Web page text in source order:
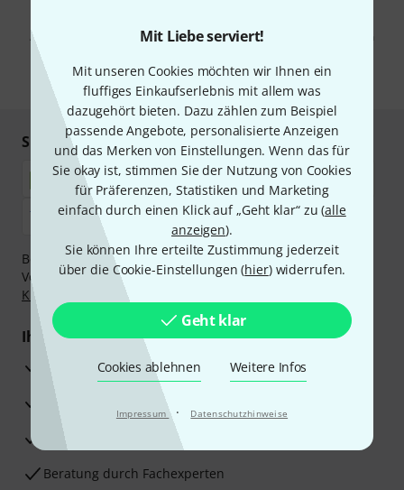
Mit Liebe serviert!
Mit unseren Cookies möchten wir Ihnen ein
fluffiges Einkaufserlebnis mit allem was
dazugehört bieten. Dazu zählen zum Beispiel
passende Angebote, personalisierte Anzeigen
und das Merken von Einstellungen. Wenn das für
Sie okay ist, stimmen Sie der Nutzung von Cookies
für Präferenzen, Statistiken und Marketing
einfach durch einen Klick auf „Geht klar“ zu (alle
anzeigen).
Sie können Ihre erteilte Zustimmung jederzeit
über die Cookie-Einstellungen (hier) widerrufen.
Geht klar
Cookies ablehnen Weitere Infos
Impressum · Datenschutzhinweise
Abmeldung ist jederzeit möglich. Weitere Informationen finden Sie in
* Pflichtfeld
Sicher einkaufen & bezahlen
Bezahlen Sie vertraulich und sicher per Nachnahme,
Vorkasse, PayPal, Amazon Pay,Klarna Sofort bezahlen
Klarna Ratenzahlung
Ihre Vorteile
3 Jahre Thomann Garantie
30 Tage Money-Back-Garantie
Beratung durch Fachexperten